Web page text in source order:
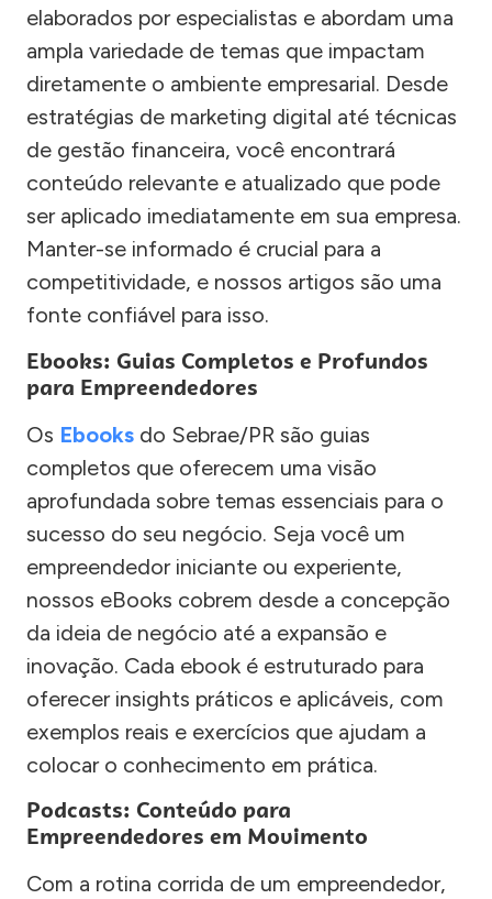
elaborados por especialistas e abordam uma
ampla variedade de temas que impactam
diretamente o ambiente empresarial. Desde
estratégias de marketing digital até técnicas
de gestão financeira, você encontrará
conteúdo relevante e atualizado que pode
ser aplicado imediatamente em sua empresa.
Manter-se informado é crucial para a
competitividade, e nossos artigos são uma
fonte confiável para isso.
Ebooks: Guias Completos e Profundos
para Empreendedores
Os Ebooks do Sebrae/PR são guias
completos que oferecem uma visão
aprofundada sobre temas essenciais para o
sucesso do seu negócio. Seja você um
empreendedor iniciante ou experiente,
nossos eBooks cobrem desde a concepção
da ideia de negócio até a expansão e
inovação. Cada ebook é estruturado para
oferecer insights práticos e aplicáveis, com
exemplos reais e exercícios que ajudam a
colocar o conhecimento em prática.
Podcasts: Conteúdo para
Empreendedores em Movimento
Com a rotina corrida de um empreendedor,